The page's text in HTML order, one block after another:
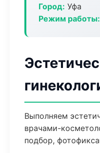
Город: Уфа
Режим работы:
Выполняем
врачами-
подбор,